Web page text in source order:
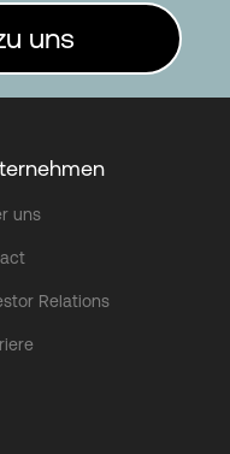
uns
uns
Relations